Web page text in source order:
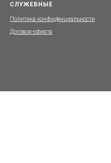
СЛУЖЕБНЫЕ
Политика конфиденциальности
Договор-оферта